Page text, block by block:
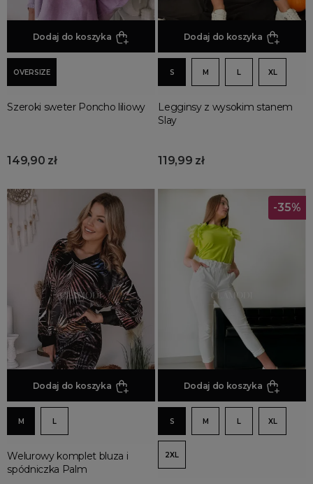
Dodaj do koszyka
OVERSIZE
Szeroki sweter Poncho liliowy
149,90 zł
Dodaj do koszyka
S M L XL
Legginsy z wysokim stanem
Slay
119,99 zł
Dodaj do koszyka
M L
Welurowy komplet bluza i
spódniczka Palm
Dodaj do koszyka
S M L XL
2XL
-35%